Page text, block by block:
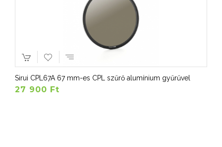
Sirui CPL67A 67 mm-es CPL szűrő alumínium gyűrűvel
27 900 Ft